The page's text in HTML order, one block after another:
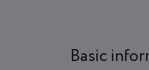
Basic